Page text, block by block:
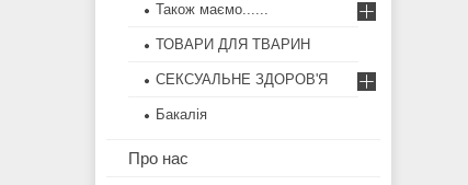
Також маємо......
ТОВАРИ ДЛЯ ТВАРИН
СЕКСУАЛЬНЕ ЗДОРОВ'Я
Бакалія
Про нас